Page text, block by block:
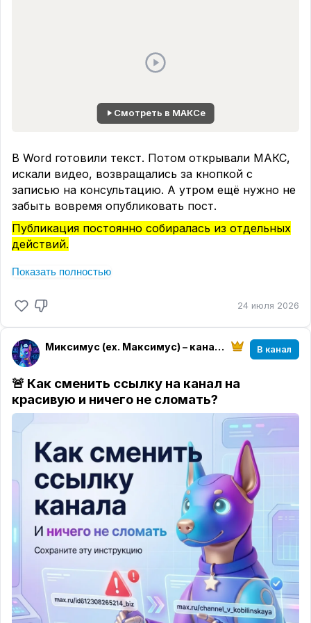
Смотреть в МАКСе
В Word готовили текст. Потом открывали МАКС,
искали видео, возвращались за кнопкой с
записью на консультацию. А утром ещё нужно не
забыть вовремя опубликовать пост.
Публикация постоянно собиралась из отдельных
действий.
В Миксимусе появился редактор постов.
фото, видео или аудио, добавляете форму и
выбираете время выхода.
Всё до публикации делается в одном окне.
✨ Текст можно быстро привести в порядок
Вставьте готовый текст и включите
ИИ-вёрстку. Миксимус добавит заголовок,
выделит важные фразы жирным шрифтом и
курсивом.
Хотите выделить строку цветом, добавить
цитату, сделать подзаголовок или убрать
оформление?Это редактируется прямо в
🎙 Для подкастов это вообще отдельная радость
Заранее записанное аудио в МАКС обычно
приходит обычным файлом. Его нужно скачать,
чтобы послушать.
В редакторе можно загрузить аудио в формате
голосового сообщения, добавить к нему текст и
Показать полностью
24 июля 2026
Миксимус (ex. Максимус) – канал на Максимум В канал
🚨 Как сменить ссылку на канал на
красивую и ничего не сломать?